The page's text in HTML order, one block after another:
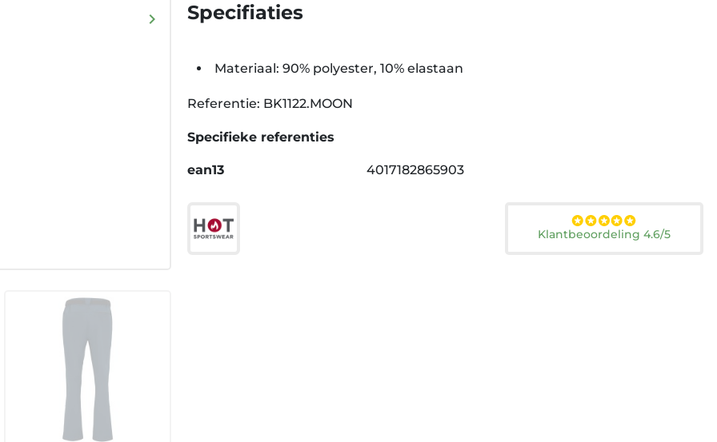
Volgende
keyboard_arrow_right Specifiaties
Materiaal: 90% polyester, 10% elastaan
Referentie: BK1122.MOON
Specifieke referenties
ean13 4017182865903
Klantbeoordeling 4.6/5